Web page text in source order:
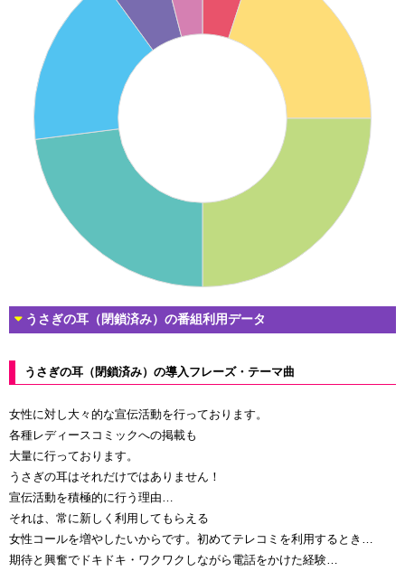
うさぎの耳（閉鎖済み）の番組利用データ
うさぎの耳（閉鎖済み）の導入フレーズ・テーマ曲
女性に対し大々的な宣伝活動を行っております。
各種レディースコミックへの掲載も
大量に行っております。
うさぎの耳はそれだけではありません！
宣伝活動を積極的に行う理由…
それは、常に新しく利用してもらえる
女性コールを増やしたいからです。初めてテレコミを利用するとき…
期待と興奮でドキドキ・ワクワクしながら電話をかけた経験…